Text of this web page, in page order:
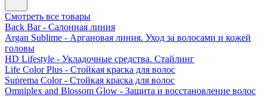
Смотреть все товары
Back Bar - Салонная линия
Argan Sublime - Аргановая линия. Уход за волосами и кожей
головы
HD Lifestyle - Укладочные средства. Стайлинг
Life Color Plus - Стойкая краска для волос
Suprema Color - Стойкая краска для волос
Omniplex and Blossom Glow - Защита и восстановление волос